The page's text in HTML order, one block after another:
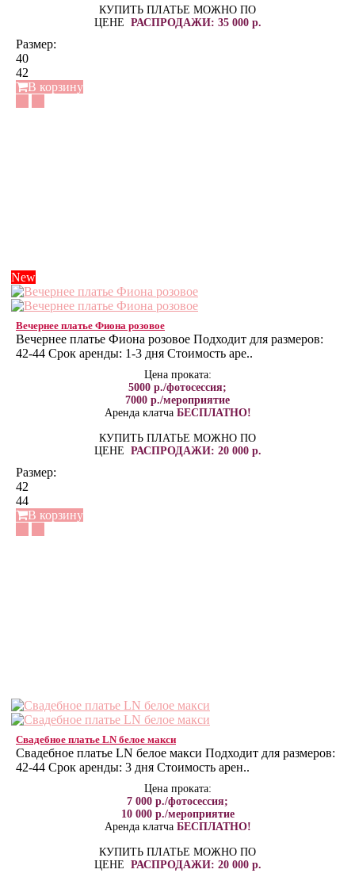
КУПИТЬ ПЛАТЬЕ МОЖНО ПО
ЦЕНЕ РАСПРОДАЖИ: 35 000 р.
Размер:
40
42
В корзину
New
Вечернее платье Фиона розовое
Вечернее платье Фиона розовое Подходит для размеров:
42-44 Срок аренды: 1-3 дня Стоимость аре..
Цена проката:
5000 р./фотосессия;
7000 р./мероприятие
Аренда клатча БЕСПЛАТНО!
КУПИТЬ ПЛАТЬЕ МОЖНО ПО
ЦЕНЕ РАСПРОДАЖИ: 20 000 р.
Размер:
42
44
В корзину
Свадебное платье LN белое макси
Свадебное платье LN белое макси Подходит для размеров:
42-44 Срок аренды: 3 дня Стоимость арен..
Цена проката:
7 000 р./фотосессия;
10 000 р./мероприятие
Аренда клатча БЕСПЛАТНО!
КУПИТЬ ПЛАТЬЕ МОЖНО ПО
ЦЕНЕ РАСПРОДАЖИ: 20 000 р.